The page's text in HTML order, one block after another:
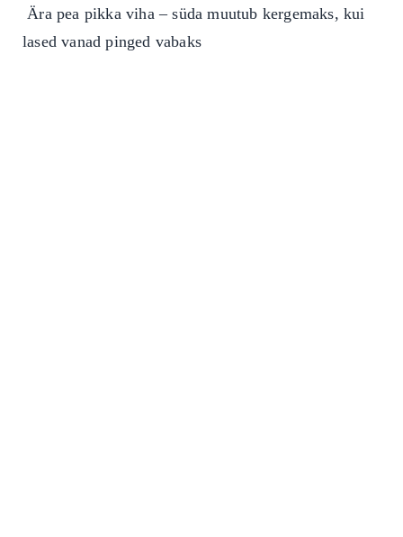
Ära pea pikka viha – süda muutub kergemaks, kui
lased vanad pinged vabaks